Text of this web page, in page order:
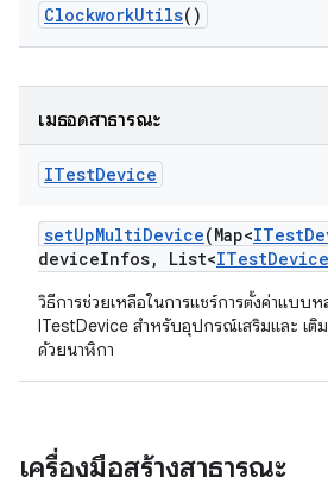
ClockworkUtils()
เมธอดสาธารณะ
ITestDevice
setUpMultiDevice(Map<ITest
deviceInfos, List<ITestDevice
วิธีการช่วยเหลือในการแชร์การตั้งค่าแบ
ITestDevice สำหรับอุปกรณ์เสริมและ เติ
ด้วยนาฬิกา
เครื่องมือสร้างสาธารณะ